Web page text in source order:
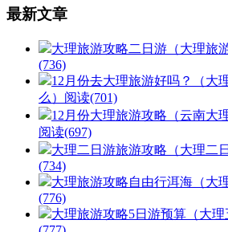
最新文章
大理旅游攻略二日游（大理旅
(736)
12月份去大理旅游好吗？（大
么） 阅读(701)
12月份大理旅游攻略（云南大
阅读(697)
大理二日游旅游攻略（大理二
(734)
大理旅游攻略自由行洱海（大
(776)
大理旅游攻略5日游预算（大理